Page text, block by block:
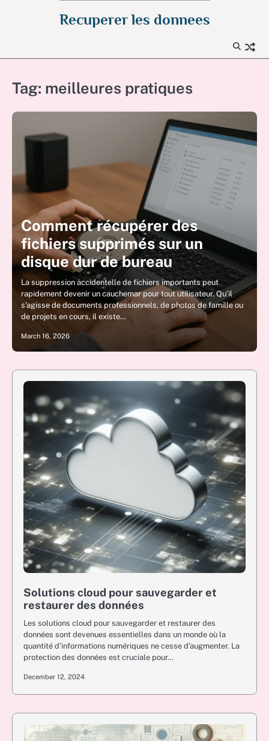
Recuperer les donnees
Tag: meilleures pratiques
Comment récupérer des
fichiers supprimés sur un
disque dur de bureau
La suppression accidentelle de fichiers importants peut
rapidement devenir un cauchemar pour tout utilisateur. Qu’il
s’agisse de documents professionnels, de photos de famille ou
de projets en cours, il existe…
March 16, 2026
Solutions cloud pour sauvegarder et
restaurer des données
Les solutions cloud pour sauvegarder et restaurer des
données sont devenues essentielles dans un monde où la
quantité d’informations numériques ne cesse d’augmenter. La
protection des données est cruciale pour…
December 12, 2024